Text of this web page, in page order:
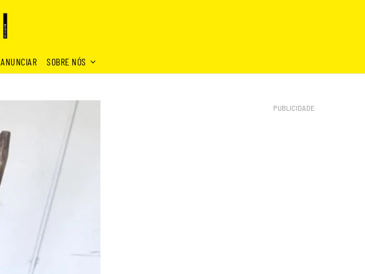
ANUNCIAR SOBRE NÓS